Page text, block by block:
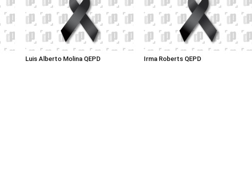
Luis Alberto Molina QEPD Irma Roberts QEPD